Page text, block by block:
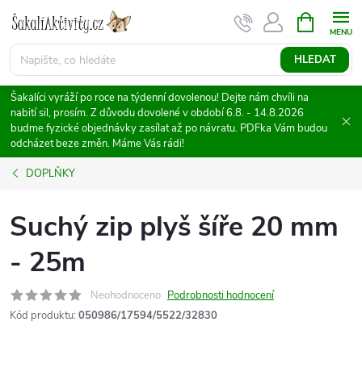
Přejít
obsah
HLEDAT
NÁKUPNÍ
KOŠÍK
Šakalíci vyráží po roce na týdenní dovolenou! Dejte nám chvíli na
nabití sil, prosím. Z důvodu dovolené v období 6.8. - 14.8.2026
budme fyzické objednávky zasílat až po návratu. PDFka Vám budou
odcházet beze změn. Máme Vás rádi!
DOPLŇKY
Suchý zip plyš šíře 20 mm
- 25m
Neohodnoceno Podrobnosti hodnocení
Kód produktu: 050986/17594/5522/32830